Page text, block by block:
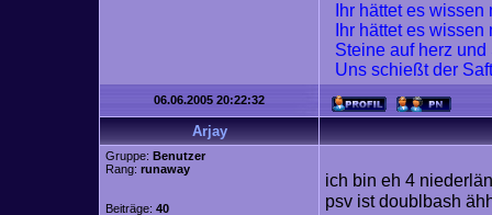
Ihr hättet es wissen
Ihr hättet es wissen
Steine auf herz und
Uns schießt der
06.06.2005 20:22:32
Arjay
Gruppe: Benutzer
Rang: runaway
Beiträge: 40
ich bin eh 4
psv ist doublbash